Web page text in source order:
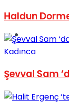
Tatil
Haldun
Kadınca
Şevval Sam